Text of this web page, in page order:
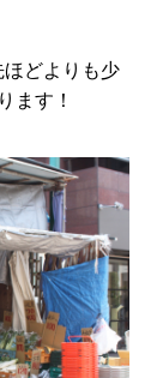
どよりも少
ます！